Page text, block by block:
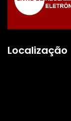
Localização